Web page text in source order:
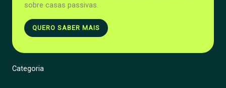
sobre casas passivas.
QUERO SABER MAIS
Categoria